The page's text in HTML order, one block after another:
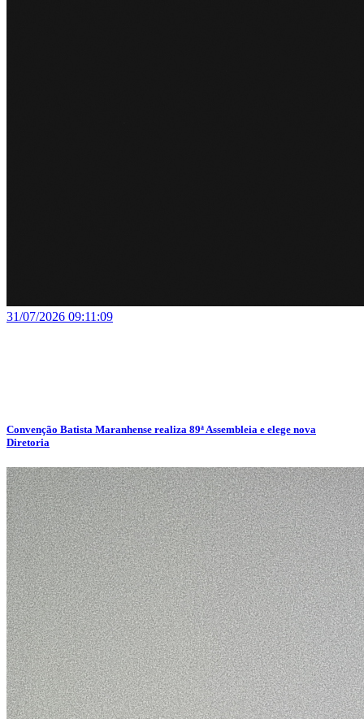
31/07/2026 09:11:09
Convenção Batista Maranhense realiza 89ª Assembleia e elege nova
Diretoria